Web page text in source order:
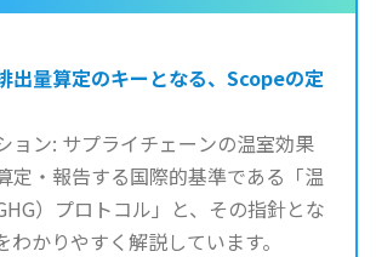
出量算定のキーとなる、Scopeの定
ョン: サプライチェーンの温室効果
定・報告する国際的基準である「温
）プロトコル」と、その指針とな
かりやすく解説しています。